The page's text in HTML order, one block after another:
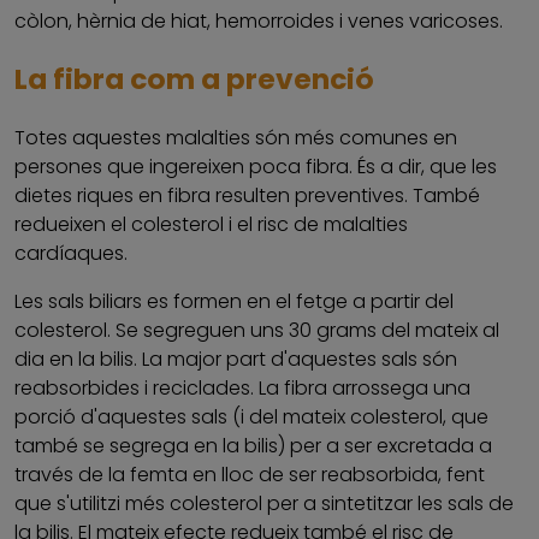
còlon, hèrnia de hiat, hemorroides i venes varicoses.
La fibra com a prevenció
Totes aquestes malalties són més comunes en
persones que ingereixen poca fibra. És a dir, que les
dietes riques en fibra resulten preventives. També
redueixen el colesterol i el risc de malalties
cardíaques.
Les sals biliars es formen en el fetge a partir del
colesterol. Se segreguen uns 30 grams del mateix al
dia en la bilis. La major part d'aquestes sals són
reabsorbides i reciclades. La fibra arrossega una
porció d'aquestes sals (i del mateix colesterol, que
també se segrega en la bilis) per a ser excretada a
través de la femta en lloc de ser reabsorbida, fent
que s'utilitzi més colesterol per a sintetitzar les sals de
la bilis. El mateix efecte redueix també el risc de